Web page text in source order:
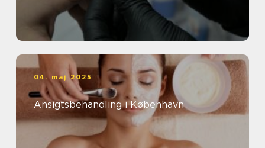
04. maj 2025
Ansigtsbehandling i København